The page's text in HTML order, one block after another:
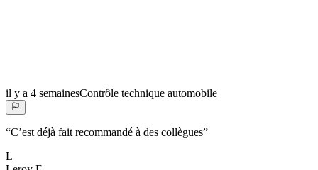
il y a 4 semainesContrôle technique automobile
“C’est déjà fait recommandé à des collègues”
L